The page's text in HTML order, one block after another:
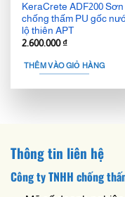
KeraCrete ADF200 Sơn
chống thấm PU gốc
lộ thiên APT
2.600.000₫
THÊM VÀO GIỎ HÀNG
Thông tin liên hệ
Công ty TNHH chống